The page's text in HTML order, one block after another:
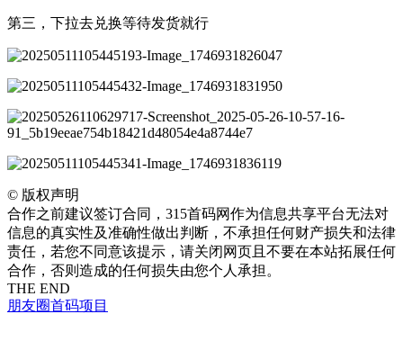
第三，下拉去兑换等待发货就行
© 版权声明
合作之前建议签订合同，315首码网作为信息共享平台无法对
信息的真实性及准确性做出判断，不承担任何财产损失和法律
责任，若您不同意该提示，请关闭网页且不要在本站拓展任何
合作，否则造成的任何损失由您个人承担。
THE END
朋友圈首码项目